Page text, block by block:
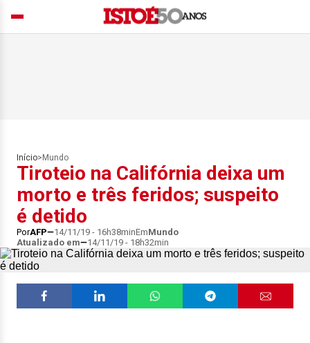
Início> Mundo
Tiroteio na Califórnia deixa um
morto e três feridos; suspeito
é detido
PorAFP 14/11/19 - 16h38minEmMundo
Atualizado em
14/11/19 - 18h32min